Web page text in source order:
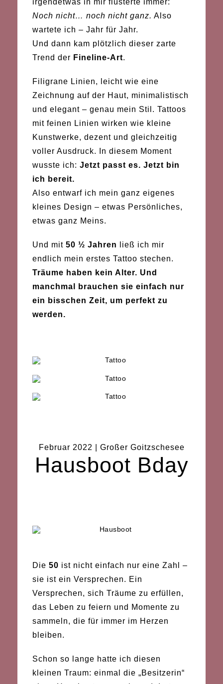
irgendetwas in mir flüsterte immer:
Noch nicht… noch nicht ganz. Also
wartete ich – Jahr für Jahr.
Und dann kam plötzlich dieser zarte
Trend der Fineline-Art.
Filigrane Linien, leicht wie eine
Zeichnung auf der Haut, minimalistisch
und elegant – genau mein Stil. Tattoos
mit feinen Linien wirken wie kleine
Kunstwerke, dezent und gleichzeitig
voller Ausdruck. In diesem Moment
wusste ich: Jetzt passt es. Jetzt bin
ich bereit.
Also entwarf ich mein ganz eigenes
kleines Design – etwas Persönliches,
etwas ganz Meins.
Und mit 50 ½ Jahren
ließ ich mir
endlich mein erstes Tattoo stechen.
Träume haben kein Alter. Und
manchmal brauchen sie einfach nur
ein bisschen Zeit, um perfekt zu
werden.
Februar 2022 | Großer Goitzschesee
Hausboot Bday
Die 50 ist nicht einfach nur eine Zahl –
sie ist ein Versprechen. Ein
Versprechen, sich Träume zu erfüllen,
das Leben zu feiern und Momente zu
sammeln, die für immer im Herzen
bleiben.
Schon so lange hatte ich diesen
kleinen Traum: einmal die „Besitzerin“